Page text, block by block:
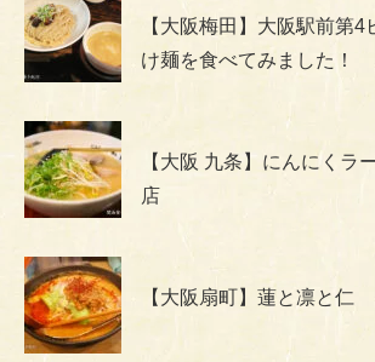
【大阪梅田】大阪駅前第4
け麺を食べてみました！
【大阪 九条】にんにくラ
店
【大阪扇町】蓮と凛と仁